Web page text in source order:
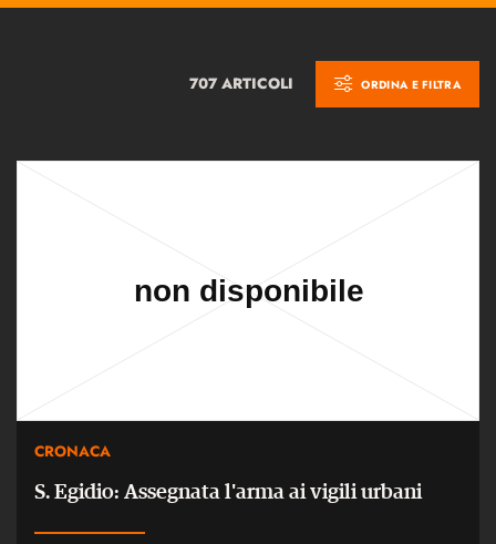
707 ARTICOLI ORDINA E FILTRA
CRONACA
S. Egidio: Assegnata l'arma ai vigili urbani